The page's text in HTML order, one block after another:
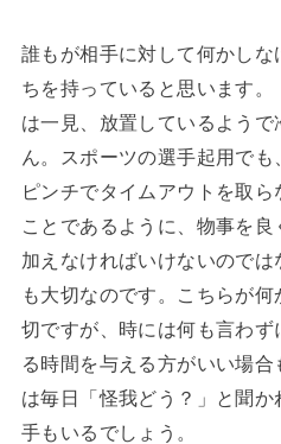
誰もが相手に対して何かし
ちを持っていると思います
は一見、放置しているよう
ん。スポーツの選手起用でも
ピンチでタイムアウトを取
ことであるように、物事を
加えなければいけないので
も大切なのです。こちらが
切ですが、時には何も言わ
る時間を与える方がいい場
は毎日「怪我どう？」と聞
手もいるでしょう。